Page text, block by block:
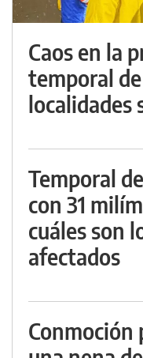
Caos en la
temporal
localidades
Temporal
con 31
cuáles son
afectados
Conmoción